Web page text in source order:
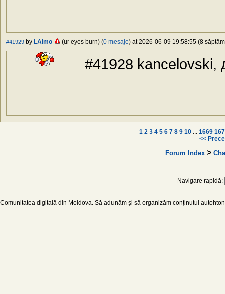
#41929 by LAimo (ur eyes burn) (0 mesaje) at 2026-06-09 19:58:55 (8
#41928 kancelovski,
1 2 3 4 5 6 7 8 9 10 ... 1669
<<
Forum Index >
Navigare rapidă:
Comunitatea digitală din Moldova. Să adunăm și să organizăm conținutul